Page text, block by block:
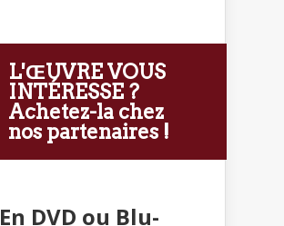
L'ŒUVRE VOUS
INTÉRESSE ?
Achetez-la chez
nos partenaires !
En DVD ou Blu-